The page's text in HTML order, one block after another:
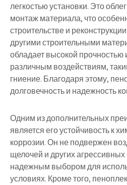
легкостью установки. Это
монтаж материала, что
строительстве и
другими строительными
обладает высокой прочностью
различным воздействиям,
гниение. Благодаря этому,
долговечность и надежность
Одним из дополнительных
является его устойчивость к
коррозии. Он не подвержен
щелочей и других агрессивных
надежным выбором для
условиях. Кроме того,